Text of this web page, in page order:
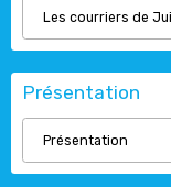
Les courriers de
Présentation
Présentation